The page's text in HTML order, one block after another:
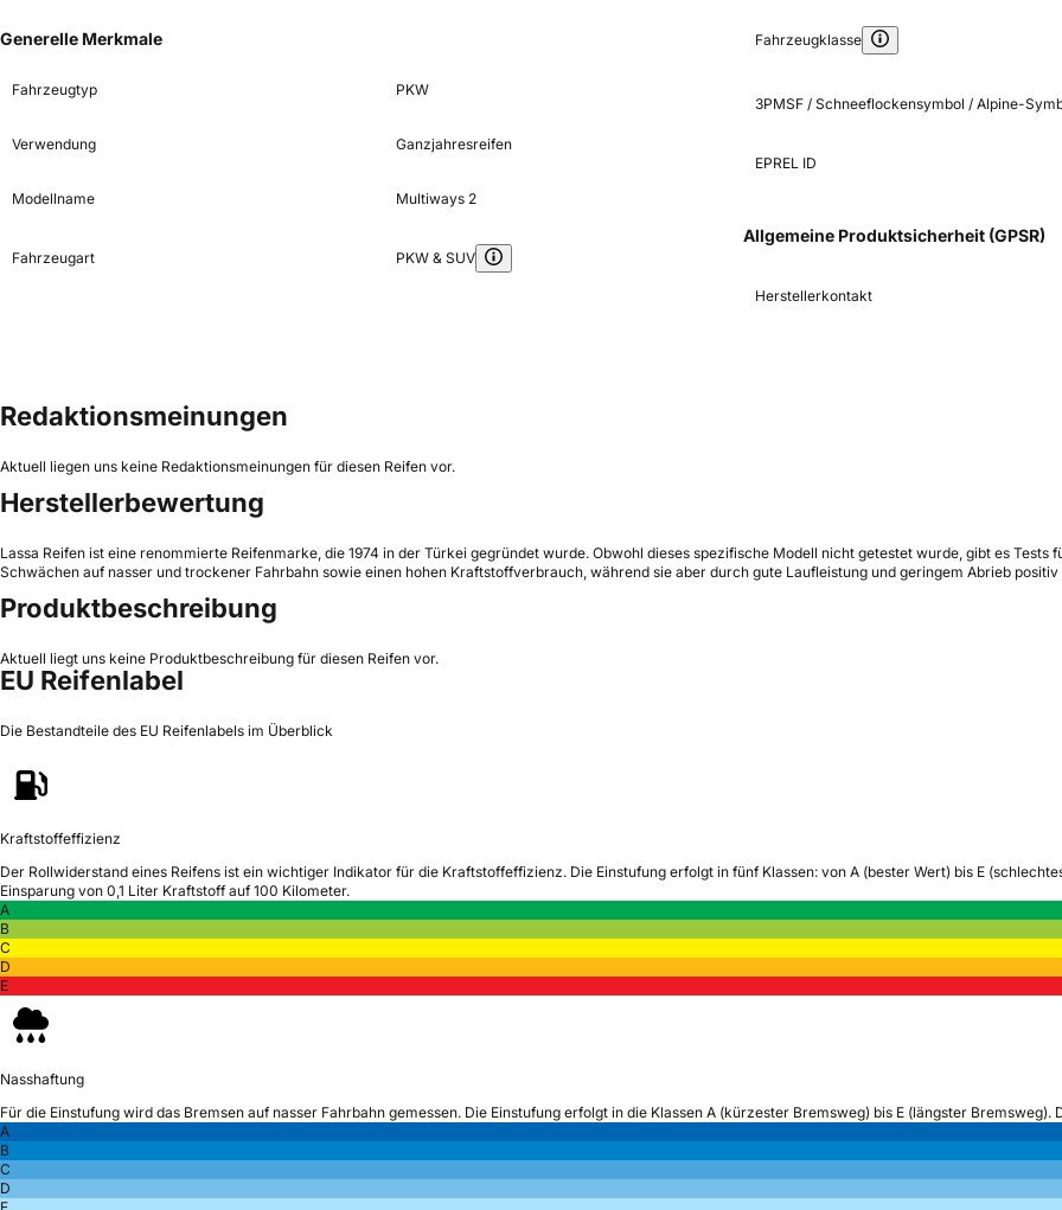
Generelle Merkmale
Fahrzeugtyp PKW
Verwendung Ganzjahresreifen
Modellname Multiways 2
Fahrzeugart PKW & SUV
Fahrzeugklasse
3PMSF / Schneeflockensymbol / Alpine-
EPREL ID
Allgemeine Produktsicherheit (GPSR)
Herstellerkontakt
Redaktionsmeinungen
Aktuell liegen uns keine Redaktionsmeinungen für diesen Reifen vor.
Herstellerbewertung
Lassa Reifen ist eine renommierte Reifenmarke, die 1974 in der Türkei gegründet wurde. Obwohl dieses spezifische Modell nicht getestet wurde, gibt es
Schwächen auf nasser und trockener Fahrbahn sowie einen hohen Kraftstoffverbrauch, während sie aber durch gute Laufleistung und geringem Abrieb
Produktbeschreibung
Aktuell liegt uns keine Produktbeschreibung für diesen Reifen vor.
EU Reifenlabel
Die Bestandteile des EU Reifenlabels im Überblick
Kraftstoffeffizienz
Der Rollwiderstand eines Reifens ist ein wichtiger Indikator für die Kraftstoffeffizienz. Die Einstufung erfolgt in fünf Klassen: von A (bester Wert) bis E
Einsparung von 0,1 Liter Kraftstoff auf 100 Kilometer.
A
B
C
D
E
Nasshaftung
Für die Einstufung wird das Bremsen auf nasser Fahrbahn gemessen. Die Einstufung erfolgt in die Klassen A (kürzester Bremsweg) bis E (längster
A
B
C
D